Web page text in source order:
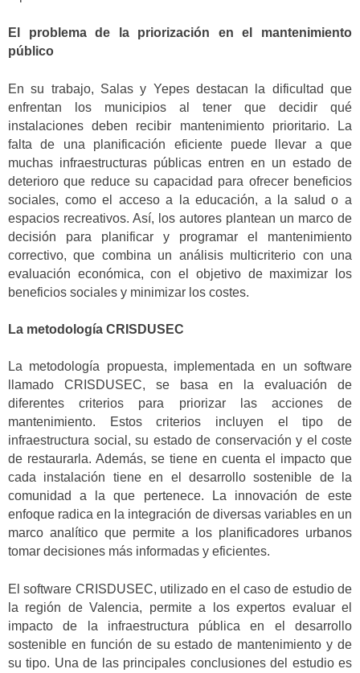
El problema de la priorización en el mantenimiento
público
En su trabajo, Salas y Yepes destacan la dificultad que
enfrentan los municipios al tener que decidir qué
instalaciones deben recibir mantenimiento prioritario. La
falta de una planificación eficiente puede llevar a que
muchas infraestructuras públicas entren en un estado de
deterioro que reduce su capacidad para ofrecer beneficios
sociales, como el acceso a la educación, a la salud o a
espacios recreativos. Así, los autores plantean un marco de
decisión para planificar y programar el mantenimiento
correctivo, que combina un análisis multicriterio con una
evaluación económica, con el objetivo de maximizar los
beneficios sociales y minimizar los costes.
La metodología CRISDUSEC
La metodología propuesta, implementada en un software
llamado CRISDUSEC, se basa en la evaluación de
diferentes criterios para priorizar las acciones de
mantenimiento. Estos criterios incluyen el tipo de
infraestructura social, su estado de conservación y el coste
de restaurarla. Además, se tiene en cuenta el impacto que
cada instalación tiene en el desarrollo sostenible de la
comunidad a la que pertenece. La innovación de este
enfoque radica en la integración de diversas variables en un
marco analítico que permite a los planificadores urbanos
tomar decisiones más informadas y eficientes.
El software CRISDUSEC, utilizado en el caso de estudio de
la región de Valencia, permite a los expertos evaluar el
impacto de la infraestructura pública en el desarrollo
sostenible en función de su estado de mantenimiento y de
su tipo. Una de las principales conclusiones del estudio es